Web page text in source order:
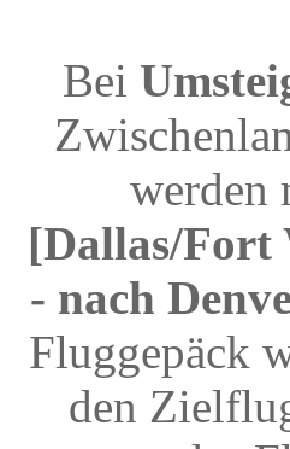
Bei
werden
[Dallas/
- nach
Fluggepäck
den